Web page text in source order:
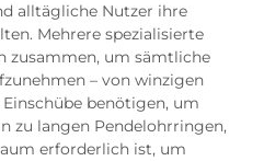
alltägliche Nutzer ihre
Mehrere spezialisierte
zusammen, um sämtliche
– von winzigen
benötigen, um
zu langen Pendelohrringen,
erforderlich ist, um